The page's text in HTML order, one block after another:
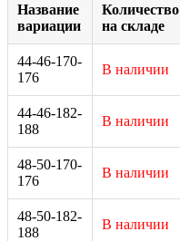
Название
вариации
Количество
на складе
44-46-170-
176
В наличии
44-46-182-
188
В наличии
48-50-170-
176
В наличии
48-50-182-
188
В наличии